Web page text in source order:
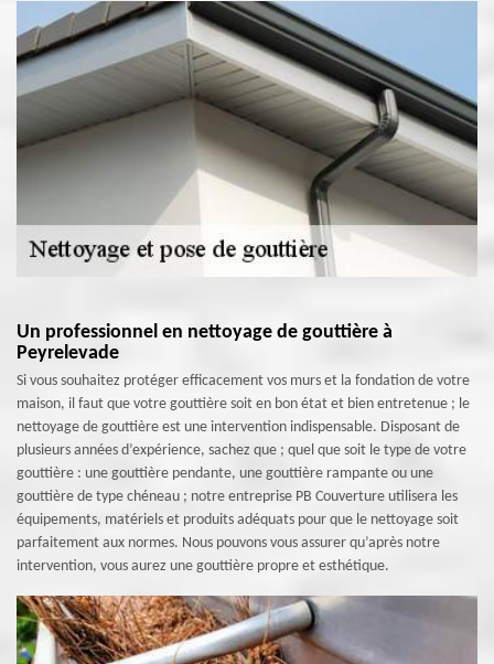
Un professionnel en nettoyage de gouttière à
Peyrelevade
Si vous souhaitez protéger efficacement vos murs et la fondation de votre
maison, il faut que votre gouttière soit en bon état et bien entretenue ; le
nettoyage de gouttière est une intervention indispensable. Disposant de
plusieurs années d’expérience, sachez que ; quel que soit le type de votre
gouttière : une gouttière pendante, une gouttière rampante ou une
gouttière de type chéneau ; notre entreprise PB Couverture utilisera les
équipements, matériels et produits adéquats pour que le nettoyage soit
parfaitement aux normes. Nous pouvons vous assurer qu’après notre
intervention, vous aurez une gouttière propre et esthétique.